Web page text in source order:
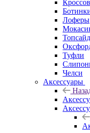
Лоферы
Туфли
Челси
Аксессуары